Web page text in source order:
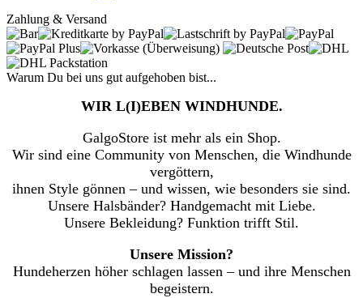
Zahlung & Versand
Warum Du bei uns gut aufgehoben bist...
WIR L(I)EBEN WINDHUNDE.
GalgoStore ist mehr als ein Shop.
Wir sind eine Community von Menschen, die Windhunde
vergöttern,
ihnen Style gönnen – und wissen, wie besonders sie sind.
Unsere Halsbänder? Handgemacht mit Liebe.
Unsere Bekleidung? Funktion trifft Stil.
Unsere Mission?
Hundeherzen höher schlagen lassen – und ihre Menschen
begeistern.